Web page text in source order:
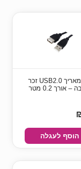
כבל מאריך USB2.0 זכר
אורך 0.2 מטר
הוסף לעגלה